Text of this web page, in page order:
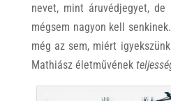
nevet, mint áruvédjegyet,
mégsem nagyon kell
még az sem, miért
Mathiász életművének